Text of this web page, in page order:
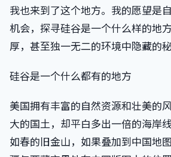
我也来到了这个地方。我的愿望是
机会，探寻硅谷是一个什么样的地
厚，甚至独一无二的环境中隐藏的秘
硅谷是一个什么都有的地方
美国拥有丰富的自然资源和壮美的
大的国土，却平白多出一倍的海岸
如春的旧金山，如果叠加到中国地